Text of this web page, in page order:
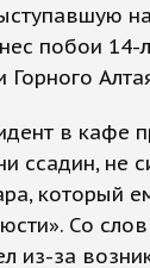
побои 14-
в кафе
ссадин, не
который
Со
из-за